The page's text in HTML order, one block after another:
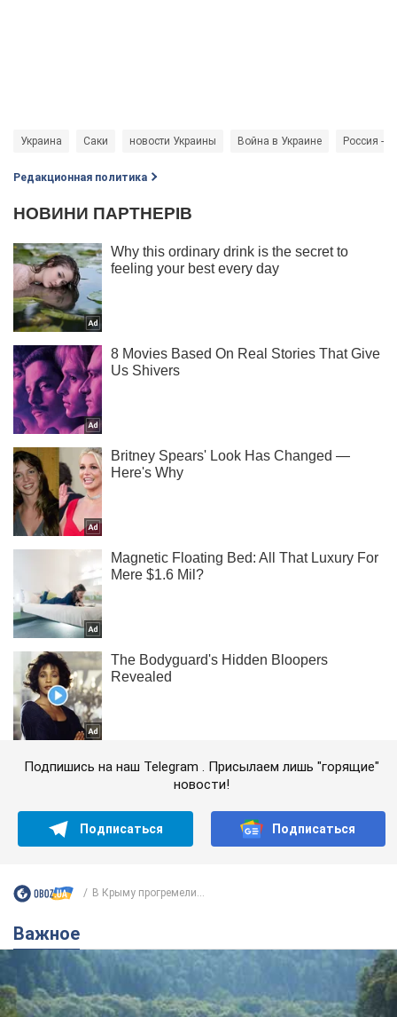
Украина Саки новости Украины Война в Украине Россия -
Редакционная политика
Подпишись на наш Telegram . Присылаем лишь "горящие"
новости!
Подписаться Подписаться
В Крыму прогремели...
Важное